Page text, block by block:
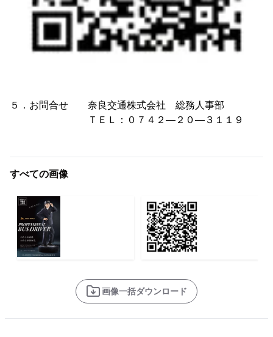
５．お問合せ 奈良交通株式会社 総務人事部
ＴＥＬ：０７４２―２０―３１１９
すべての画像
画像一括ダウンロード